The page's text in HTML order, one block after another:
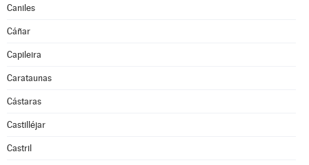
Caniles
Cáñar
Capileira
Carataunas
Cástaras
Castilléjar
Castril